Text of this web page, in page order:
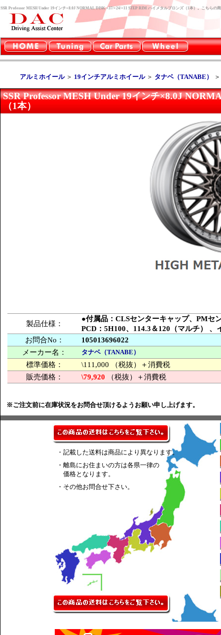
SSR Professor MESH Under 19インチ×8.0J NORMAL DISK +37/+24/+11 STEP RIM ハイメタルブロンズ（1本）。こちらの
アルミホイール＞ 19インチアルミホイール＞ タナベ（TANABE）
SSR Professor MESH Under 19インチ×8.0J
（1本）
製品仕様：
●付属品：CLSセンターキャップ、PM
PCD：5H100、114.3＆120（マルチ） 、
お問合No：
105013696022
メーカー名：
タナベ（TANABE）
標準価格：
\111,000 （税抜）＋消費税
販売価格：
\79,920 （税抜）＋消費税
※ご注文前に在庫状況をお問合せ頂けるようお願い申し上げます。
・記載した送料は商品により異なります。
・離島にお住まいの方は各県一律の
価格となります。
・その他お問合せ下さい。